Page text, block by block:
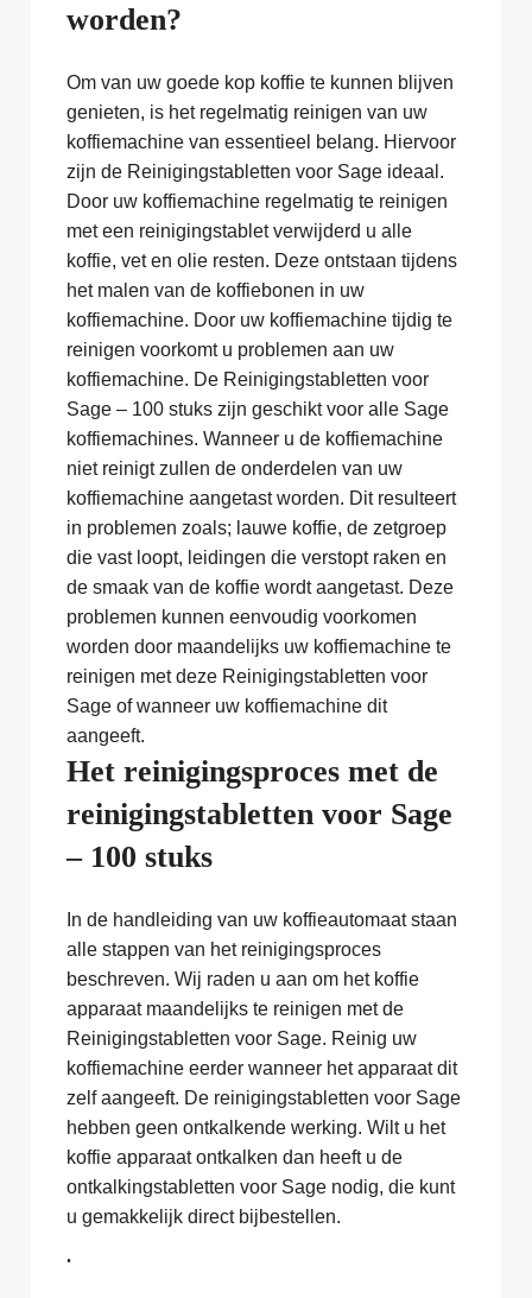
worden?
Om van uw goede kop koffie te kunnen blijven
genieten, is het regelmatig reinigen van uw
koffiemachine van essentieel belang. Hiervoor
zijn de Reinigingstabletten voor Sage ideaal.
Door uw koffiemachine regelmatig te reinigen
met een reinigingstablet verwijderd u alle
koffie, vet en olie resten. Deze ontstaan tijdens
het malen van de koffiebonen in uw
koffiemachine. Door uw koffiemachine tijdig te
reinigen voorkomt u problemen aan uw
koffiemachine. De Reinigingstabletten voor
Sage – 100 stuks zijn geschikt voor alle Sage
koffiemachines. Wanneer u de koffiemachine
niet reinigt zullen de onderdelen van uw
koffiemachine aangetast worden. Dit resulteert
in problemen zoals; lauwe koffie, de zetgroep
die vast loopt, leidingen die verstopt raken en
de smaak van de koffie wordt aangetast. Deze
problemen kunnen eenvoudig voorkomen
worden door maandelijks uw koffiemachine te
reinigen met deze Reinigingstabletten voor
Sage of wanneer uw koffiemachine dit
aangeeft.
Het reinigingsproces met de
reinigingstabletten voor Sage
– 100 stuks
In de handleiding van uw koffieautomaat staan
alle stappen van het reinigingsproces
beschreven. Wij raden u aan om het koffie
apparaat maandelijks te reinigen met de
Reinigingstabletten voor Sage. Reinig uw
koffiemachine eerder wanneer het apparaat dit
zelf aangeeft. De reinigingstabletten voor Sage
hebben geen ontkalkende werking. Wilt u het
koffie apparaat ontkalken dan heeft u de
ontkalkingstabletten voor Sage nodig, die kunt
u gemakkelijk direct bijbestellen.
.